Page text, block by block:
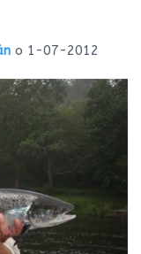
C
o 1-07-2012